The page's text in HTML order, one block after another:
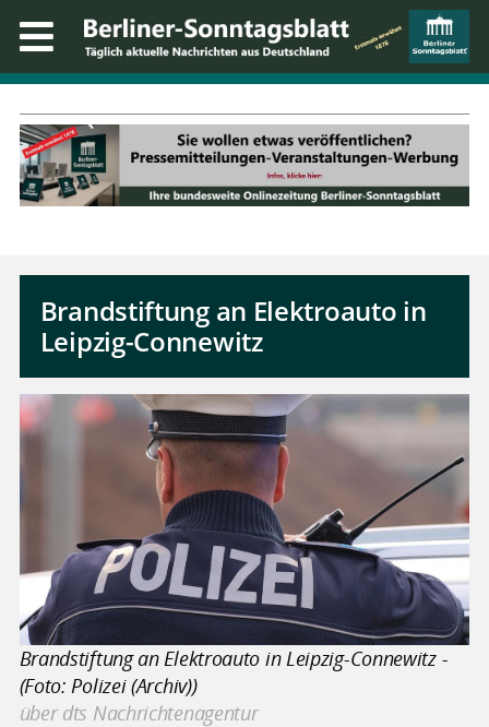
Brandstiftung an Elektroauto in
Leipzig-Connewitz
Brandstiftung an Elektroauto in Leipzig-Connewitz -
(Foto: Polizei (Archiv))
über dts Nachrichtenagentur